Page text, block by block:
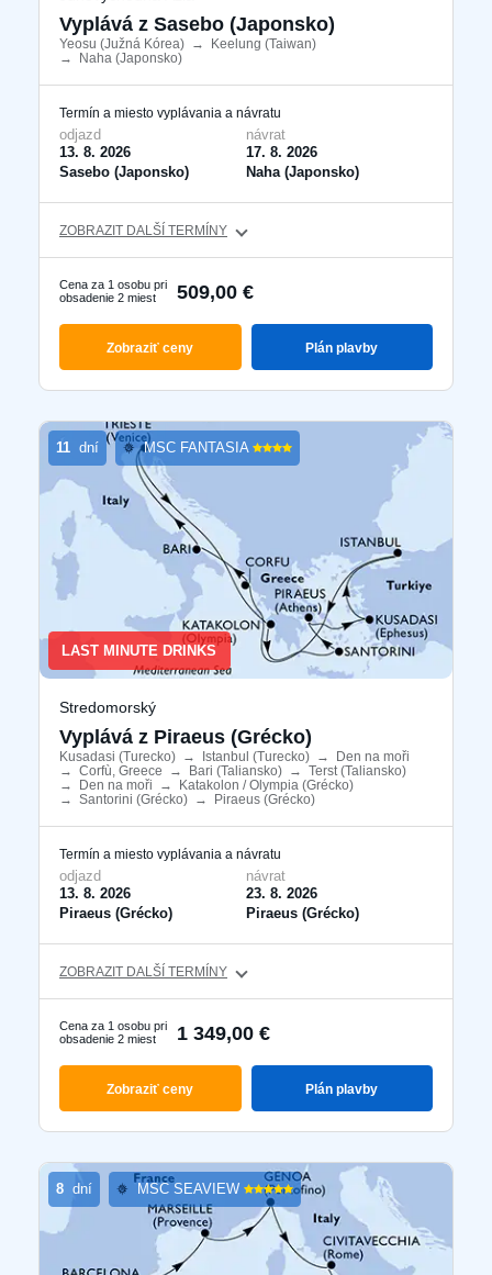
Ktorákoľvek
Vyhľadať zájazdy
s letenkou
Luxusné plavby
Akčné plavby
Reset filtrů
Vyplává z Sasebo (Japonsko)
Yeosu (Južná Kórea) → Keelung (Taiwan)
→ Naha (Japonsko)
Termín a miesto vyplávania a návratu
odjazd
13. 8. 2026
Sasebo (Japonsko)
návrat
17. 8. 2026
Naha (Japonsko)
ZOBRAZIT DALŠÍ TERMÍNY
Cena za 1 osobu pri
obsadenie 2 miest
509,00 €
Zobraziť ceny Plán plavby
11dní MSC FANTASIA
LAST MINUTE DRINKS
Stredomorský
Vyplává z Piraeus (Grécko)
Kusadasi (Turecko) → Istanbul (Turecko) → Den na moři
→ Corfù, Greece → Bari (Taliansko) → Terst (Taliansko)
→ Den na moři → Katakolon / Olympia (Grécko)
→ Santorini (Grécko) → Piraeus (Grécko)
Termín a miesto vyplávania a návratu
odjazd
13. 8. 2026
Piraeus (Grécko)
návrat
23. 8. 2026
Piraeus (Grécko)
ZOBRAZIT DALŠÍ TERMÍNY
Cena za 1 osobu pri
obsadenie 2 miest
1 349,00 €
Zobraziť ceny Plán plavby
8dní MSC SEAVIEW